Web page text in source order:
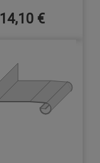
14,10 €